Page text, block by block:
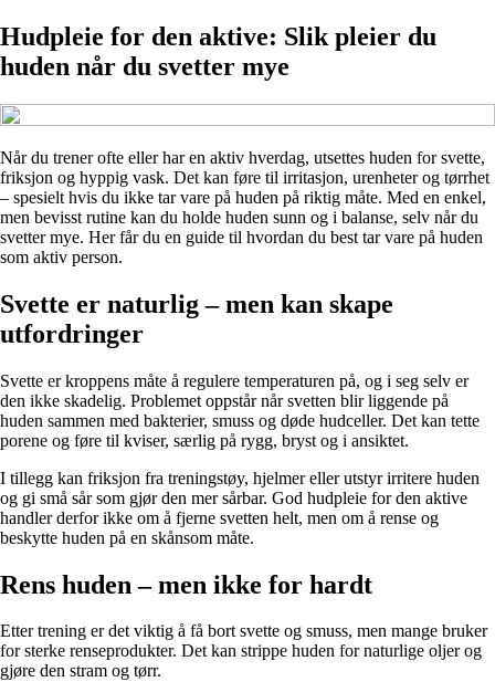
Hudpleie for den aktive: Slik pleier du
huden når du svetter mye
Når du trener ofte eller har en aktiv hverdag, utsettes huden for svette,
friksjon og hyppig vask. Det kan føre til irritasjon, urenheter og tørrhet
– spesielt hvis du ikke tar vare på huden på riktig måte. Med en enkel,
men bevisst rutine kan du holde huden sunn og i balanse, selv når du
svetter mye. Her får du en guide til hvordan du best tar vare på huden
som aktiv person.
Svette er naturlig – men kan skape
utfordringer
Svette er kroppens måte å regulere temperaturen på, og i seg selv er
den ikke skadelig. Problemet oppstår når svetten blir liggende på
huden sammen med bakterier, smuss og døde hudceller. Det kan tette
porene og føre til kviser, særlig på rygg, bryst og i ansiktet.
I tillegg kan friksjon fra treningstøy, hjelmer eller utstyr irritere huden
og gi små sår som gjør den mer sårbar. God hudpleie for den aktive
handler derfor ikke om å fjerne svetten helt, men om å rense og
beskytte huden på en skånsom måte.
Rens huden – men ikke for hardt
Etter trening er det viktig å få bort svette og smuss, men mange bruker
for sterke renseprodukter. Det kan strippe huden for naturlige oljer og
gjøre den stram og tørr.